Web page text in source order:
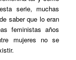
serie, muchas
saber que lo eran
feministas años
mujeres no se